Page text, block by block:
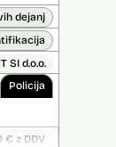
dejanj
SI d.o.o.
Policija
€ z DDV